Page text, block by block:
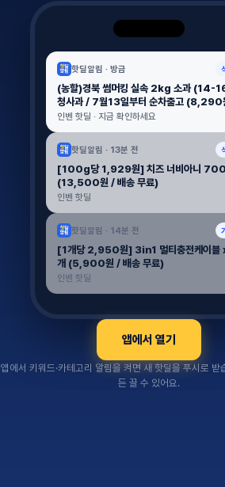
핫딜알림 · 방금
(농할)경북 썸머킹 실속 2kg 소과 (14-
청사과 / 7월13일부터 순차출고 (8,290
배송 무료)
인벤 핫딜 · 지금 확인하세요
핫딜알림 · 13분 전
[100g당 1,929원] 치즈 너비아니
(13,500원 / 배송 무료)
인벤 핫딜
핫딜알림 · 14분 전
[1개당 2,950원] 3in1 멀티충전케이블
개 (5,900원 / 배송 무료)
인벤 핫딜
앱에서 열기
앱에서 키워드·카테고리 알림을 켜면 새 핫딜을 푸시로 받
든 끌 수 있어요.